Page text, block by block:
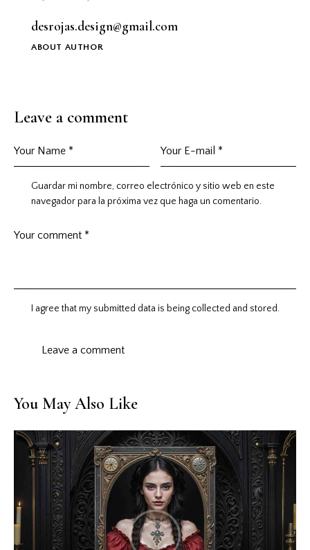
desrojas.design@gmail.com
ABOUT AUTHOR
Leave a comment
Guardar mi nombre, correo electrónico y sitio web en este
navegador para la próxima vez que haga un comentario.
I agree that my submitted data is being collected and stored.
You May Also Like